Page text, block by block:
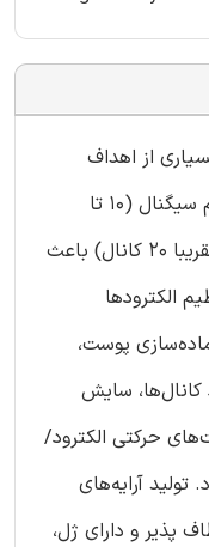
از اهداف
پزشکی است. اما با این حال، دامنه کم سیگنال (10 تا
100میکروولت) و تعداد زیاد کانال‌ها (تقریبا 20 کانال) باعث
الکترودها
پوست،
سایش
حرکتی الکترود/
آرایه‌های
پذیر و دارای ژل،